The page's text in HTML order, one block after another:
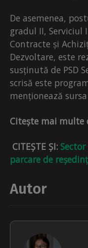
De asemenea,
gradul II, Serviciul
Contracte și
Dezvoltare, este
susținută de PSD
scrisă este
menționează
Citește mai multe
CITEȘTE ȘI:
parcare de
Autor